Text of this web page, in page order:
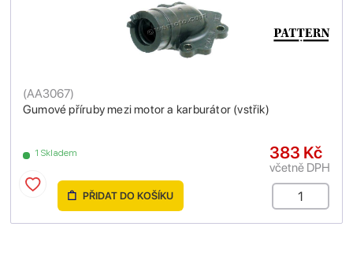
Gumové příruby mezi motor a karburátor (vstřik)
(AA3067)
1 Skladem 383 Kč
včetně DPH
PŘIDAT DO KOŠÍKU